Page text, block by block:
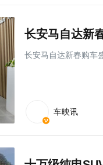
长安马自达新春购车
车映讯